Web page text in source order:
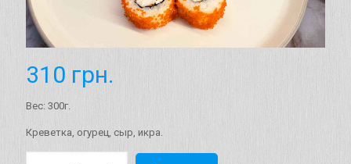
310 грн.
Вес: 300г.
Креветка, огурец, сыр, икра.